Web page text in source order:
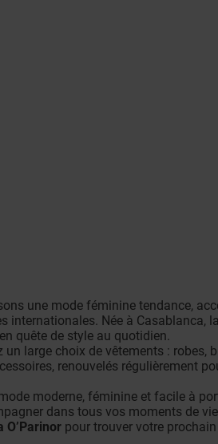
une mode féminine tendance,
internationales. Née à Casablanca,
quête de style au quotidien.
large choix de vêtements : robes,
renouvelés régulièrement
moderne, féminine et facile à
dans tous vos moments de
O’Parinor pour trouver votre